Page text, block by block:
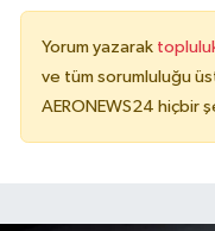
Yorum yazarak topluluk
ve tüm sorumluluğu
AERONEWS24 hiçbir